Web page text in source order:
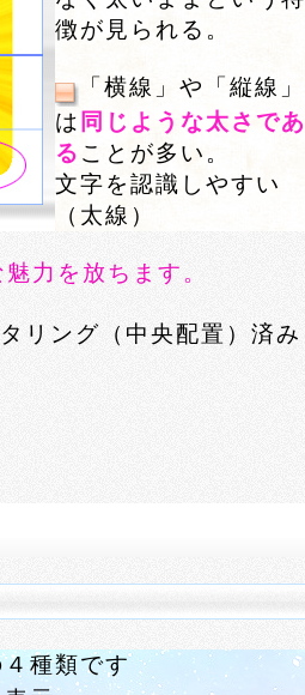
徴が見られる。
「横線」や「縦線」
は 同じような太さであ
る ことが多い。
文字を認識しやすい
（太線）
力を放ちます。
リング（中央配置）済み
種類です